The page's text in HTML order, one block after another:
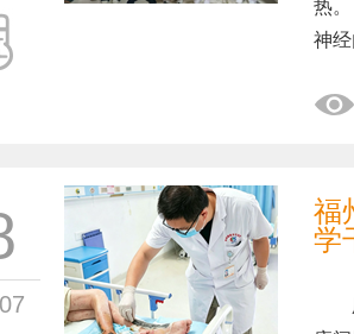
热
神
福
学
压